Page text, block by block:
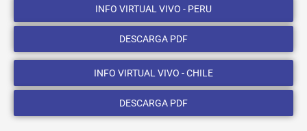
INFO VIRTUAL VIVO - PERU
DESCARGA PDF
INFO VIRTUAL VIVO - CHILE
DESCARGA PDF